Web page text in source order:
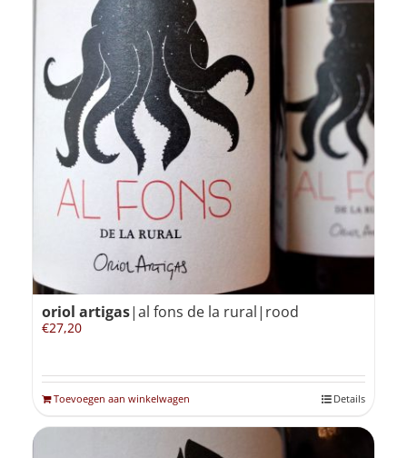
oriol artigas|al fons de la rural|rood
€27,20
Toevoegen aan winkelwagen Details